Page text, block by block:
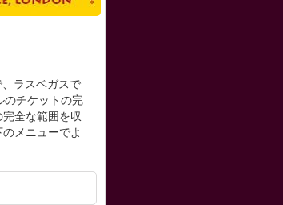
ラスベガスで
のチケットの完
全な範囲を収
メニューでよ